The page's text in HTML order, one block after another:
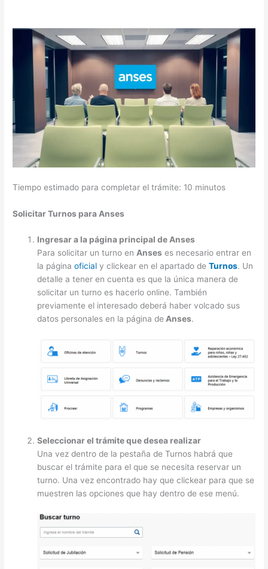
Tiempo estimado para completar el trámite: 10 minutos
Solicitar Turnos para Anses
Ingresar a la página principal de Anses
Para solicitar un turno enAnses es necesario entrar en
la páginaoficialy clickear en el apartado deTurnos. Un
detalle a tener en cuenta es que la única manera de
solicitar un turno es hacerlo online. También
previamente el interesado deberá haber volcado sus
datos personales en la página de Anses.
Seleccionar el trámite que desea realizar
Una vez dentro de la pestaña de Turnos habrá que
buscar el trámite para el que se necesita reservar un
turno. Una vez encontrado hay que clickear para que se
muestren las opciones que hay dentro de ese menú.